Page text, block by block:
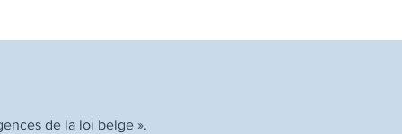
de la loi belge ».